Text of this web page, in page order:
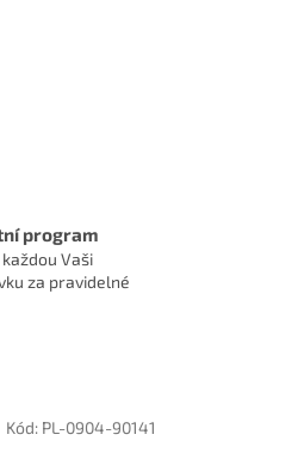
program
Vaši
za pravidelné
Kód: PL-0904-90141